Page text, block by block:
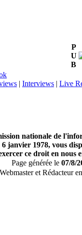
P
U
B
| Interviews | Live
nationale de
janvier 1978, vous
ce droit en
Page générée le 07/8/
et Rédacteur